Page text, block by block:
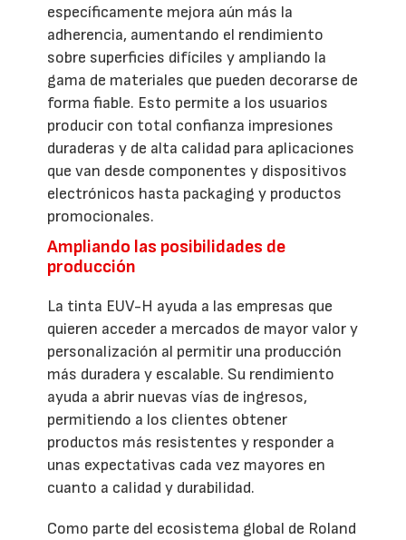
específicamente mejora aún más la
adherencia, aumentando el rendimiento
sobre superficies difíciles y ampliando la
gama de materiales que pueden decorarse de
forma fiable. Esto permite a los usuarios
producir con total confianza impresiones
duraderas y de alta calidad para aplicaciones
que van desde componentes y dispositivos
electrónicos hasta packaging y productos
promocionales.
Ampliando las posibilidades de
producción
La tinta EUV-H ayuda a las empresas que
quieren acceder a mercados de mayor valor y
personalización al permitir una producción
más duradera y escalable. Su rendimiento
ayuda a abrir nuevas vías de ingresos,
permitiendo a los clientes obtener
productos más resistentes y responder a
unas expectativas cada vez mayores en
cuanto a calidad y durabilidad.
Como parte del ecosistema global de Roland